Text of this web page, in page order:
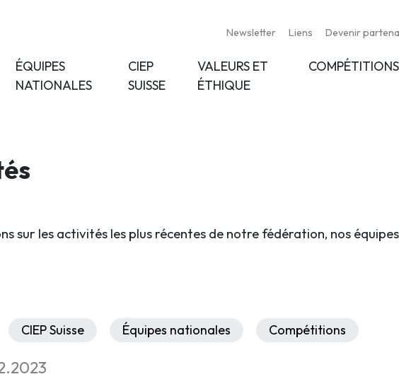
Newsletter Liens Devenir
ÉQUIPES
NATIONALES
CIEP
SUISSE
VALEURS ET
ÉTHIQUE
COMPÉTITIONS
sur les activités les plus récentes de notre fédération, nos
CIEP Suisse Équipes nationales Compétitions